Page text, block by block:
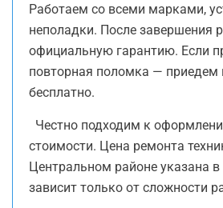
Работаем со всеми марками,
неполадки. После завершения
официальную гарантию. Если
повторная поломка — приедем
бесплатно.
Честно подходим к
стоимости. Цена ремонта
Центральном районе указана
зависит только от сложности